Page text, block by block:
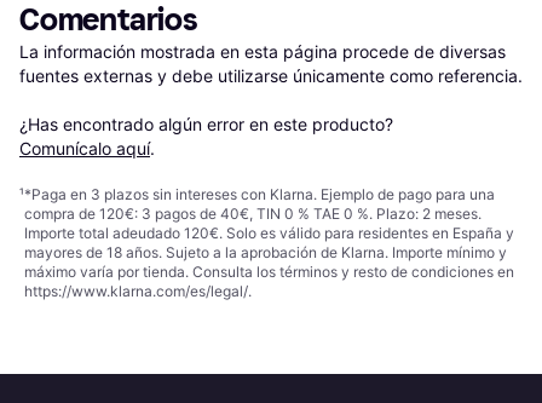
Comentarios
La información mostrada en esta página procede de diversas
fuentes externas y debe utilizarse únicamente como referencia.
¿Has encontrado algún error en este producto?
Comunícalo aquí.
¹*Paga en 3 plazos sin intereses con Klarna. Ejemplo de pago para una
compra de 120€: 3 pagos de 40€, TIN 0 % TAE 0 %. Plazo: 2 meses.
Importe total adeudado 120€. Solo es válido para residentes en España y
mayores de 18 años. Sujeto a la aprobación de Klarna. Importe mínimo y
máximo varía por tienda. Consulta los términos y resto de condiciones en
https://www.klarna.com/es/legal/.